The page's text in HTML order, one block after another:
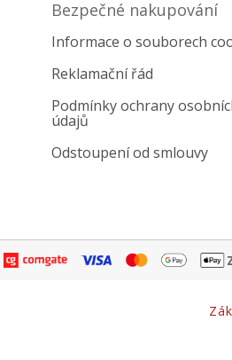
Bezpečné nakupování
Informace o souborech
Reklamační řád
Podmínky ochrany
údajů
Odstoupení od smlouvy